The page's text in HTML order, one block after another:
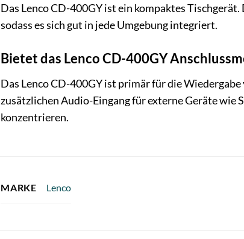
Das Lenco CD-400GY ist ein kompaktes
sodass es sich gut in jede Umgebung integriert.
Bietet das Lenco CD-400GY
Das Lenco CD-400GY ist primär für die
zusätzlichen Audio-Eingang für externe Geräte wie
konzentrieren.
MARKE Lenco